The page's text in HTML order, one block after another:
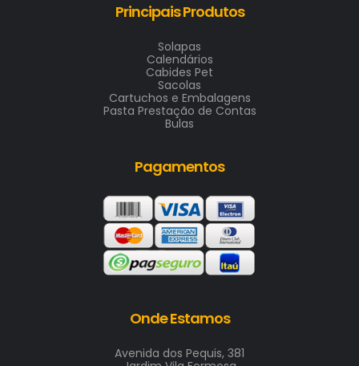
Principais Produtos
Solapas
Calendários
Cabides Pet
Sacolas
Cartuchos e Embalagens
Pasta Prestação de Contas
Bulas
Pagamentos
Onde Estamos
Avenida dos Pequis, 381